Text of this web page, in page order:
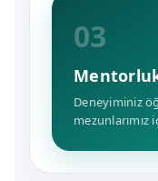
03
Deneyiminiz